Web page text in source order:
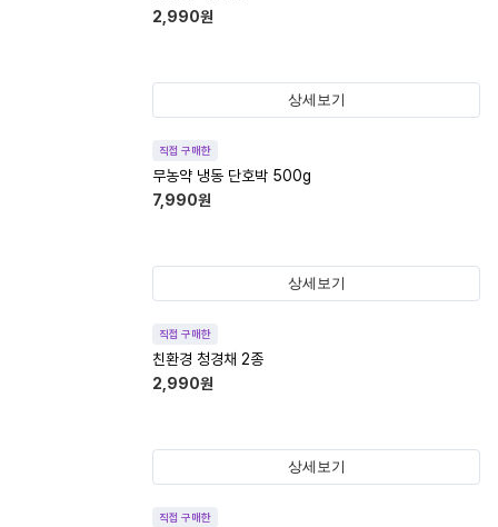
2,990원
상세보기
직접 구매한
무농약 냉동 단호박 500g
7,990원
상세보기
직접 구매한
친환경 청경채 2종
2,990원
상세보기
직접 구매한